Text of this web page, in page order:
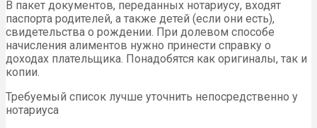
В пакет документов, переданных нотариусу, входят
паспорта родителей, а также детей (если они есть),
свидетельства о рождении. При долевом способе
начисления алиментов нужно принести справку о
доходах плательщика. Понадобятся как оригиналы, так и
копии.
Требуемый список лучше уточнить непосредственно у
нотариуса